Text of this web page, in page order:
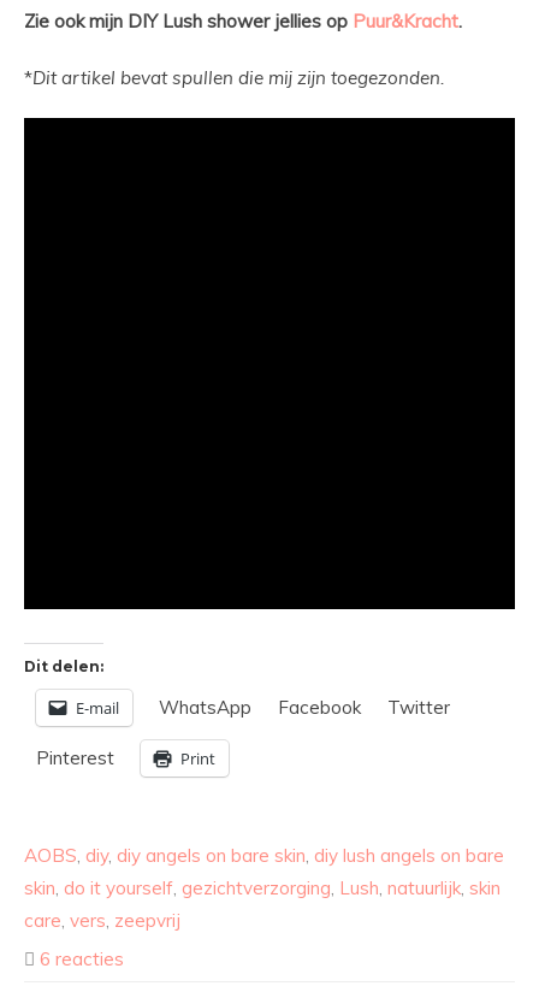
Zie ook mijn DIY Lush shower jellies op Puur&Kracht.
*Dit artikel bevat spullen die mij zijn toegezonden.
Dit delen:
E-mail WhatsApp Facebook Twitter
Pinterest Print
AOBS, diy, diy angels on bare skin, diy lush angels on bare
skin, do it yourself, gezichtverzorging, Lush, natuurlijk, skin
care, vers, zeepvrij
6 reacties